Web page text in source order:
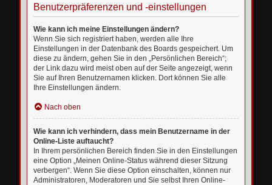
Benutzerpräferenzen und -einstellungen
Wie kann ich meine Einstellungen ändern?
Wenn Sie sich registriert haben, werden alle Ihre
Einstellungen in der Datenbank des Boards gespeichert. Um
diese zu ändern, gehen Sie in den „Persönlichen Bereich“;
der Link dazu wird meist oben auf der Seite angezeigt, wenn
Sie auf Ihren Benutzernamen klicken. Dort können Sie alle
Ihre Einstellungen ändern.
Nach oben
Wie kann ich verhindern, dass mein Benutzername in der
Online-Liste auftaucht?
In Ihrem persönlichen Bereich finden Sie in den Einstellungen
eine Option „Meinen Online-Status während dieser Sitzung
verbergen“. Wenn Sie diese Option einschalten, können nur
Administratoren, Moderatoren und Sie selbst Ihren Online-